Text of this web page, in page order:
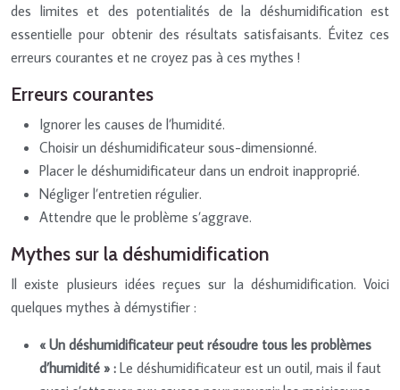
des limites et des potentialités de la déshumidification est
essentielle pour obtenir des résultats satisfaisants. Évitez ces
erreurs courantes et ne croyez pas à ces mythes !
Erreurs courantes
Ignorer les causes de l’humidité.
Choisir un déshumidificateur sous-dimensionné.
Placer le déshumidificateur dans un endroit inapproprié.
Négliger l’entretien régulier.
Attendre que le problème s’aggrave.
Mythes sur la déshumidification
Il existe plusieurs idées reçues sur la déshumidification. Voici
quelques mythes à démystifier :
« Un déshumidificateur peut résoudre tous les problèmes
d’humidité » : Le déshumidificateur est un outil, mais il faut